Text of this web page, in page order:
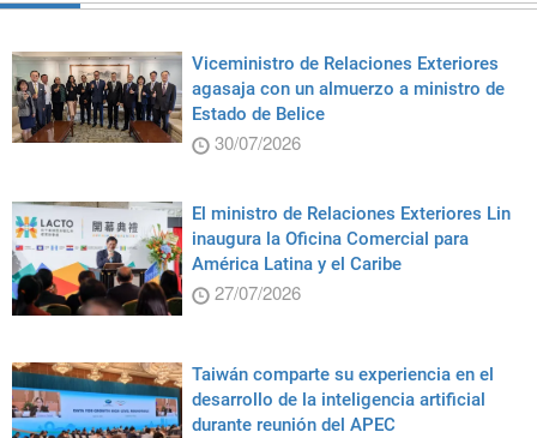
Viceministro de Relaciones Exteriores
agasaja con un almuerzo a ministro de
Estado de Belice
30/07/2026
El ministro de Relaciones Exteriores Lin
inaugura la Oficina Comercial para
América Latina y el Caribe
27/07/2026
Taiwán comparte su experiencia en el
desarrollo de la inteligencia artificial
durante reunión del APEC